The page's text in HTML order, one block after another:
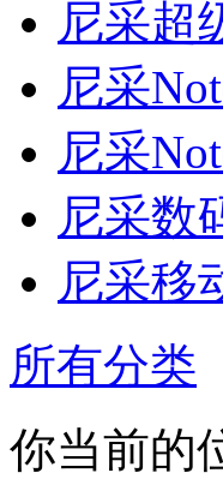
尼采超
尼采
尼采
尼采数
尼采移
所有分类
你当前的